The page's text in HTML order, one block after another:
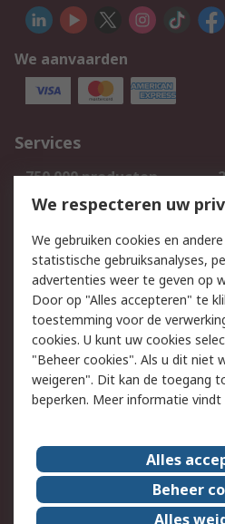
We aanvaarden
Services
750.000 producten
Bestellen
Track & Trace
Wettelijk
Cookiebeleid
Privacybeleid
Algemene
verkoopvoorwaarden
Over RS
RS Group
RS wereldwijd
We respecteren uw
We gebruiken cookies en
statistische gebruiksanalyses,
advertenties weer te geven op
Door op "Alles accepteren" te
toestemming voor de
cookies. U kunt uw cookies
"Beheer cookies". Als u dit niet
weigeren". Dit kan de toegang
beperken. Meer informatie vindt
Alles
Beheer
Alles